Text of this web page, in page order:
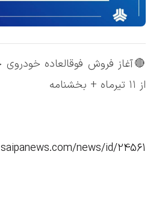
از ۱۱ تیرماه + بخشنامه
saipanews.com/news/id/24561